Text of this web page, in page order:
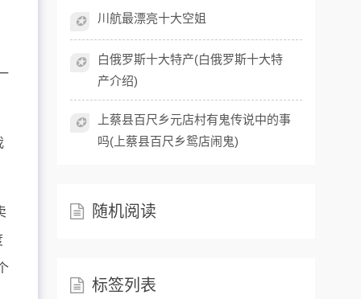
✪ 川航最漂亮十大空姐
✪
白俄罗斯十大特产(白俄罗斯十大特
产介绍)
✪
上蔡县百尺乡元店村有鬼传说中的事
吗(上蔡县百尺乡鸳店闹鬼)
随机阅读
标签列表